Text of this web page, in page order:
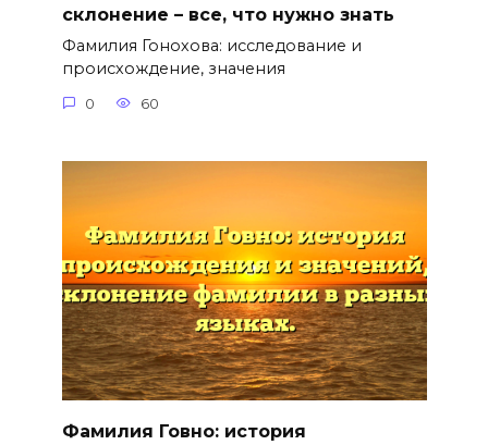
склонение – все, что нужно знать
Фамилия Гонохова: исследование и
происхождение, значения
0 60
Фамилия Говно: история